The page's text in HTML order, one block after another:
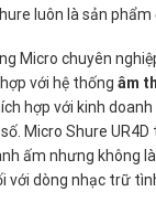
luôn là sản
Micro chuyên
với hệ thống âm
hợp với kinh
Micro Shure UR4D
ấm nhưng không
với dòng nhạc trữ